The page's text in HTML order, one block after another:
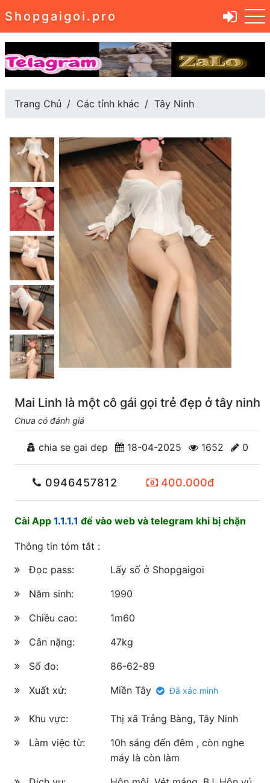
Shopgaigoi.pro
Trang Chủ Các tỉnh khác Tây Ninh
Mai Linh là một cô gái gọi trẻ đẹp ở tây ninh
Chưa có đánh giá
chia se gai dep 18-04-2025 1652 0
0946457812 400.000đ
Cài App 1.1.1.1 để vào web và telegram khi bị chặn
Thông tin tóm tắt :
Đọc pass:
Lấy số ở Shopgaigoi
Năm sinh:
1990
Chiều cao:
1m60
Cân nặng:
47kg
Số đo:
86-62-89
Xuất xứ:
Miền Tây Đã xác minh
Khu vực:
Thị xã Trảng Bàng, Tây Ninh
Làm việc từ:
10h sáng đến đêm , còn nghe
máy là còn làm